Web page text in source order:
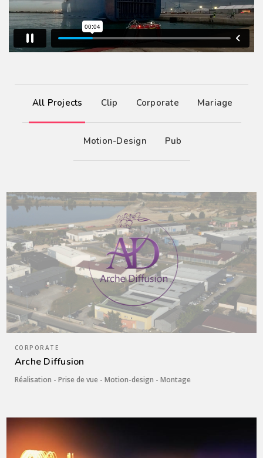
All Projects Clip Corporate Mariage
Motion-Design Pub
CORPORATE
Arche Diffusion
Réalisation - Prise de vue - Motion-design - Montage